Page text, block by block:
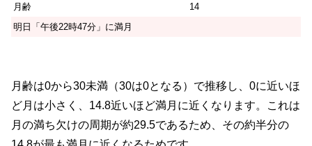
月齢
14
明日「午後22時47分」に満月
月齢は0から30未満（30は0となる）で推移し、0に近いほ
ど月は小さく、14.8近いほど満月に近くなります。これは
月の満ち欠けの周期が約29.5であるため、その約半分の